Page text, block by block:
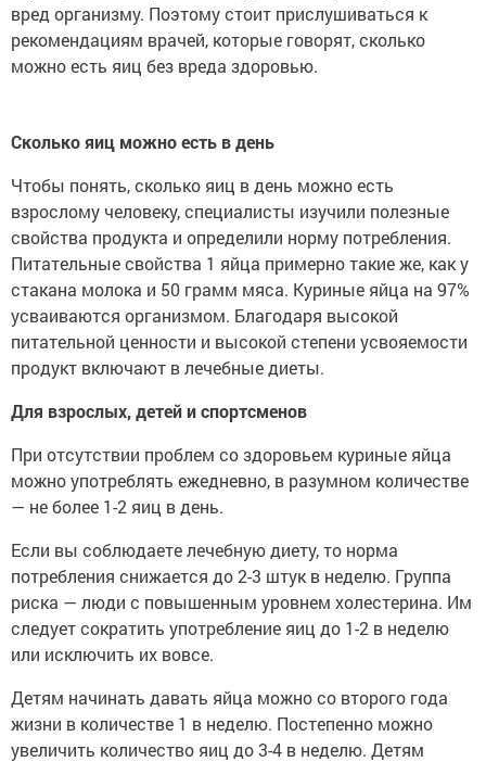
вред организму. Поэтому стоит прислушиваться к
рекомендациям врачей, которые говорят, сколько
можно есть яиц без вреда здоровью.
Сколько яиц можно есть в день
Чтобы понять, сколько яиц в день можно есть
взрослому человеку, специалисты изучили полезные
свойства продукта и определили норму потребления.
Питательные свойства 1 яйца примерно такие же, как у
стакана молока и 50 грамм мяса. Куриные яйца на 97%
усваиваются организмом. Благодаря высокой
питательной ценности и высокой степени усвояемости
продукт включают в лечебные диеты.
Для взрослых, детей и спортсменов
При отсутствии проблем со здоровьем куриные яйца
можно употреблять ежедневно, в разумном количестве
— не более 1-2 яиц в день.
Если вы соблюдаете лечебную диету, то норма
потребления снижается до 2-3 штук в неделю. Группа
риска — люди с повышенным уровнем холестерина. Им
следует сократить употребление яиц до 1-2 в неделю
или исключить их вовсе.
Детям начинать давать яйца можно со второго года
жизни в количестве 1 в неделю. Постепенно можно
увеличить количество яиц до 3-4 в неделю. Детям